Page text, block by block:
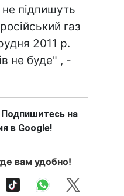
підпишуть
газ
2011 р.
не буде" , -
Подпишитесь на
в Google!
вам удобно!